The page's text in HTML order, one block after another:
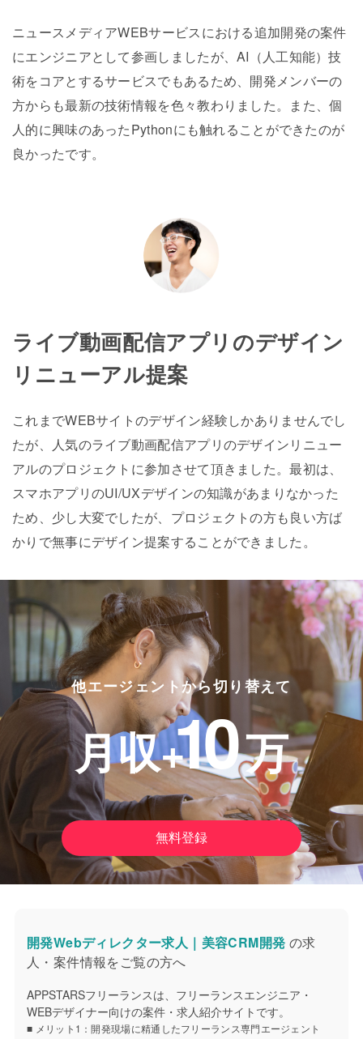
ニュースメディアWEBサービスにおける追加開発の案件
にエンジニアとして参画しましたが、AI（人工知能）技
術をコアとするサービスでもあるため、開発メンバーの
方からも最新の技術情報を色々教わりました。また、個
人的に興味のあったPythonにも触れることができたのが
良かったです。
ライブ動画配信アプリのデザイン
リニューアル提案
これまでWEBサイトのデザイン経験しかありませんでし
たが、人気のライブ動画配信アプリのデザインリニュー
アルのプロジェクトに参加させて頂きました。最初は、
スマホアプリのUI/UXデザインの知識があまりなかった
ため、少し大変でしたが、プロジェクトの方も良い方ば
かりで無事にデザイン提案することができました。
他エージェントから切り替えて
月収+10 万
無料登録
開発Webディレクター求人｜美容CRM開発 の求
人・案件情報をご覧の方へ
APPSTARSフリーランスは、フリーランスエンジニア・
WEBデザイナー向けの案件・求人紹介サイトです。
■ メリット1：開発現場に精通したフリーランス専門エージェント